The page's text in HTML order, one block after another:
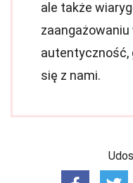
ale także
zaangażowaniu
autentyczność,
się z nami.